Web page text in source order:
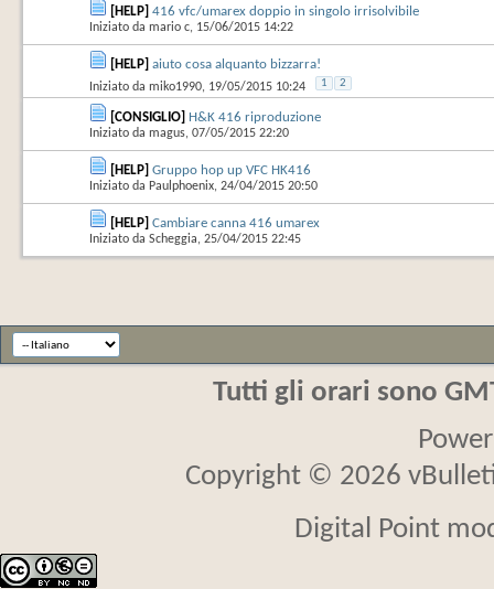
[HELP] 416 vfc/umarex doppio in singolo irrisolvibile
Iniziato da mario c‎, 15/06/2015 14:22
[HELP] aiuto cosa alquanto bizzarra!
Iniziato da miko1990‎, 19/05/2015 10:24 1 2
[CONSIGLIO] H&K 416 riproduzione
Iniziato da magus‎, 07/05/2015 22:20
[HELP] Gruppo hop up VFC HK416
Iniziato da Paulphoenix‎, 24/04/2015 20:50
[HELP] Cambiare canna 416 umarex
Iniziato da Scheggia‎, 25/04/2015 22:45
Tutti gli orari sono
Copyright © 2026
Digital Point